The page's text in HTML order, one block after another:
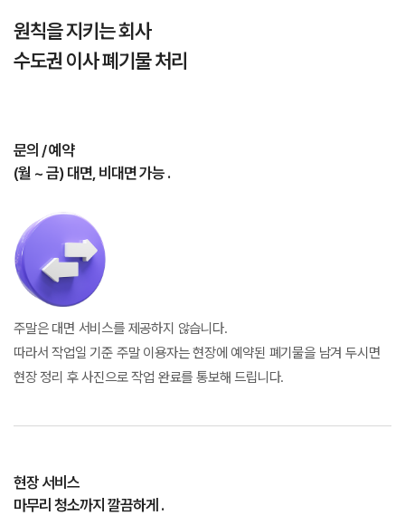
원칙을 지키는 회사
수도권 이사 폐기물 처리
문의 / 예약
(월 ~ 금) 대면, 비대면 가능 .
주말은 대면 서비스를 제공하지 않습니다.
따라서 작업일 기준 주말 이용자는 현장에 예약된 폐기물을 남겨 두시면
현장 정리 후 사진으로 작업 완료를 통보해 드립니다.
현장 서비스
마무리 청소까지 깔끔하게 .